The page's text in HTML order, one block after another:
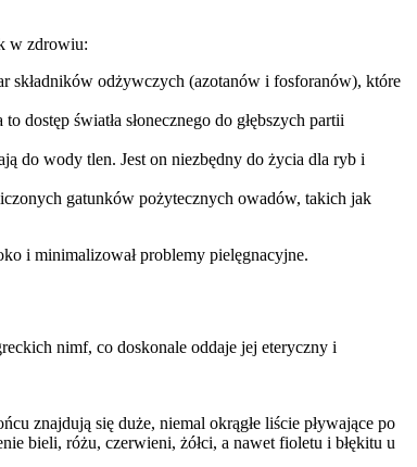
w zdrowiu:
składników odżywczych (azotanów i fosforanów), które
dostęp światła słonecznego do głębszych partii
do wody tlen. Jest on niezbędny do życia dla ryb i
gatunków pożytecznych owadów, takich jak
i minimalizował problemy pielęgnacyjne.
nimf, co doskonale oddaje jej eteryczny i
znajdują się duże, niemal okrągłe liście pływające po
bieli, różu, czerwieni, żółci, a nawet fioletu i błękitu u